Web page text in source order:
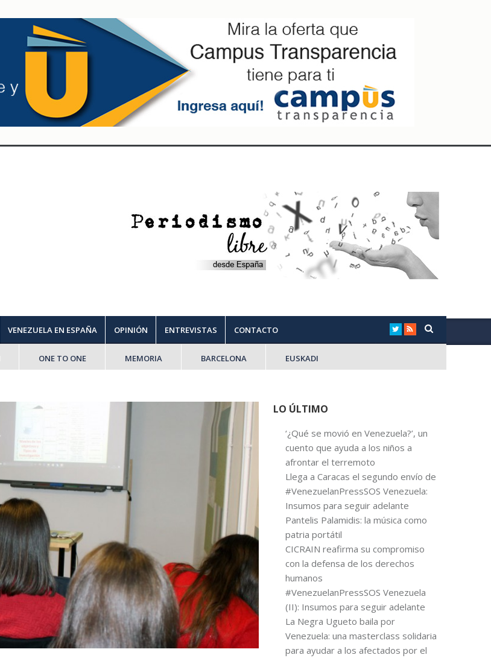
VENEZUELA EN ESPAÑA OPINIÓN ENTREVISTAS CONTACTO
ONE TO ONE MEMORIA BARCELONA EUSKADI
LO ÚLTIMO
‘¿Qué se movió en Venezuela?’, un
cuento que ayuda a los niños a
afrontar el terremoto
Llega a Caracas el segundo envío de
#VenezuelanPressSOS Venezuela:
Insumos para seguir adelante
Pantelis Palamidis: la música como
patria portátil
CICRAIN reafirma su compromiso
con la defensa de los derechos
humanos
#VenezuelanPressSOS Venezuela
(II): Insumos para seguir adelante
La Negra Ugueto baila por
Venezuela: una masterclass solidaria
para ayudar a los afectados por el